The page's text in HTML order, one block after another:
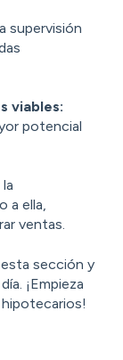
supervisión
viables:
potencial
a ella,
ventas.
sección y
¡Empieza